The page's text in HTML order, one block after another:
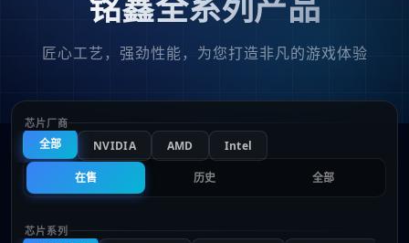
匠心工艺，强劲性能，为您打造非凡的游戏体验
芯片厂商
全部 NVIDIA AMD Intel
在售 历史 全部
芯片系列